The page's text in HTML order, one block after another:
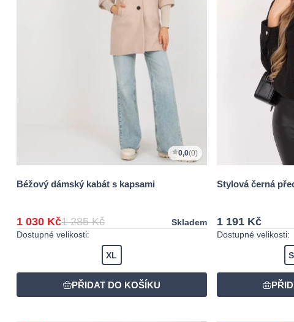
0,0(0)
Béžový dámský kabát s kapsami
1 030 Kč1 285 Kč
Skladem
Dostupné velikosti:
XL
Stylová černá
1 191 Kč
Dostupné velikosti: